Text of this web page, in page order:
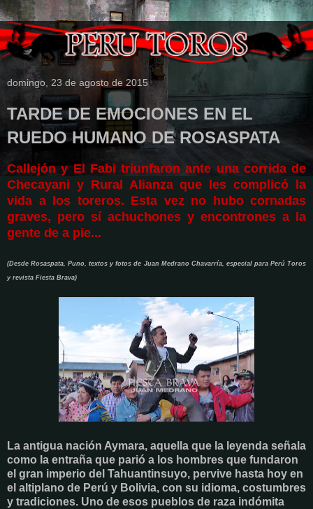
domingo, 23 de agosto de 2015
TARDE DE EMOCIONES EN EL
RUEDO HUMANO DE ROSASPATA
Callejón y El Fabi triunfaron ante una corrida de
Checayani y Rural Alianza que les complicó la
vida a los toreros. Esta vez no hubo cornadas
graves, pero sí achuchones y encontrones a la
gente de a pie...
(Desde Rosaspata, Puno, textos y fotos de Juan Medrano Chavarría, especial para Perú Toros
y revista Fiesta Brava)
La antigua nación Aymara, aquella que la leyenda señala
como la entraña que parió a los hombres que fundaron
el gran imperio del Tahuantinsuyo, pervive hasta hoy en
el altiplano de Perú y Bolivia, con su idioma, costumbres
y tradiciones. Uno de esos pueblos de raza indómita